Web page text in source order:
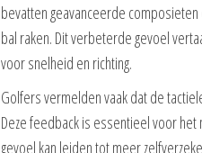
bevatten geavanceerde
bal raken. Dit verbeterde gevoel
voor snelheid en richting.
Golfers vermelden vaak dat de
Deze feedback is essentieel voor
gevoel kan leiden tot meer